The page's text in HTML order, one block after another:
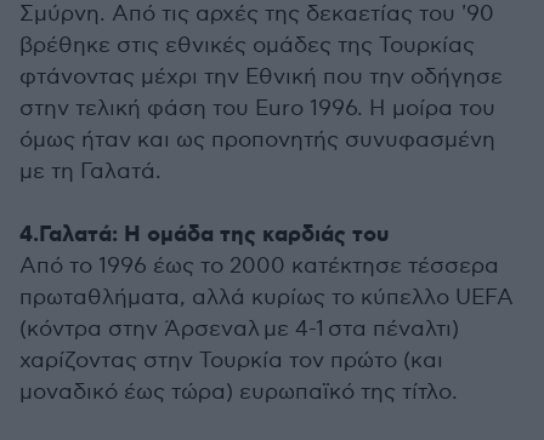
Σμύρνη. Από τις αρχές της δεκαετίας του '90
βρέθηκε στις εθνικές ομάδες της Τουρκίας
φτάνοντας μέχρι την Εθνική που την οδήγησε
στην τελική φάση του Euro 1996. Η μοίρα του
όμως ήταν και ως προπονητής συνυφασμένη
με τη Γαλατά.
4.Γαλατά: Η ομάδα της καρδιάς του
Από το 1996 έως το 2000 κατέκτησε τέσσερα
πρωταθλήματα, αλλά κυρίως το κύπελλο UEFA
(κόντρα στην Άρσεναλ με 4-1 στα πέναλτι)
χαρίζοντας στην Τουρκία τον πρώτο (και
μοναδικό έως τώρα) ευρωπαϊκό της τίτλο.